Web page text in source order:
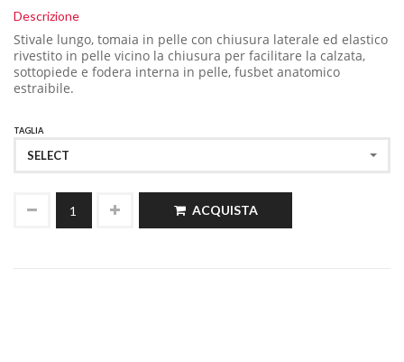
Descrizione
Stivale lungo, tomaia in pelle con chiusura laterale ed elastico
rivestito in pelle vicino la chiusura per facilitare la calzata,
sottopiede e fodera interna in pelle, fusbet anatomico
estraibile.
TAGLIA
SELECT
ACQUISTA